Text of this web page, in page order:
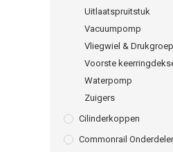
Uitlaatspruitstuk
Vacuumpomp
Vliegwiel & Drukgroep
Voorste
Waterpomp
Zuigers
Cilinderkoppen
Commonrail